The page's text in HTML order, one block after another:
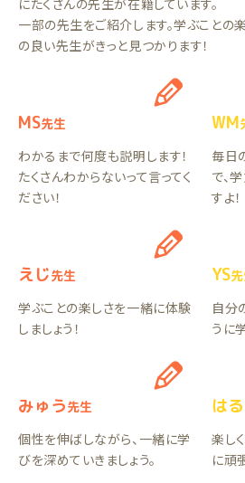
にたくさんの先生が在籍しています。
一部の先生をご紹介します。学ぶことの
の良い先生がきっと見つかります！
MS先生
わかるまで何度も説明します！
たくさんわからないって言ってく
ださい！
WM
毎日
で、
すよ！
えじ先生
学ぶことの楽しさを一緒に体験
しましょう！
YS
自分
うに
みゅう先生
個性を伸ばしながら、一緒に学
びを深めていきましょう。
は
楽し
に頑